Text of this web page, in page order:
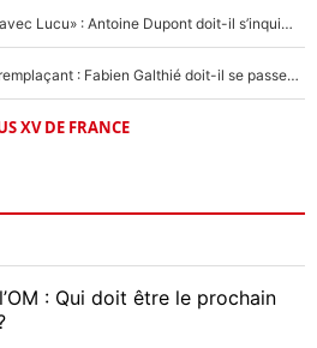
«Le XV de France est meilleur avec Lucu» : Antoine Dupont doit-il s’inquiéter pour sa place ?
Le XV de France a trouvé son remplaçant : Fabien Galthié doit-il se passer d'Antoine Dupont ?
XV DE FRANCE
: Qui doit être le prochain